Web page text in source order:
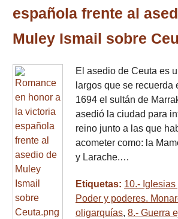
española frente al
Muley Ismail sobre
El asedio de Ceuta es
largos que se recuerda
1694 el sultán de
asedió la ciudad para
reino junto a las que
acometer como: la
y Larache.…
Etiquetas: 10.-
Poder y poderes.
oligarquías, 8.- Guerra